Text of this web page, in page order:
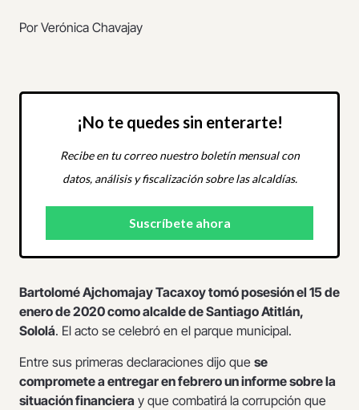
Por Verónica Chavajay
¡No te quedes sin enterarte!
Recibe en tu correo nuestro boletín mensual con
datos, análisis y fiscalización sobre las alcaldías.
Bartolomé Ajchomajay Tacaxoy tomó posesión el 15 de
enero de 2020 como alcalde de Santiago Atitlán,
Sololá. El acto se celebró en el parque municipal.
Entre sus primeras declaraciones dijo que se
compromete a entregar en febrero un informe sobre la
situación financiera y que combatirá la corrupción que